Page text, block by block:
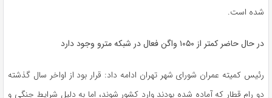
شده است.
در حال حاضر کمتر از ۱۰۵۰ واگن فعال در شبکه مترو وجود دارد
رئیس کمیته عمران شورای شهر تهران ادامه داد: قرار بود از اواخر سال گذشته
دو رام قطار که آماده شده بودند وارد کشور شوند، اما به دلیل شرایط جنگی و